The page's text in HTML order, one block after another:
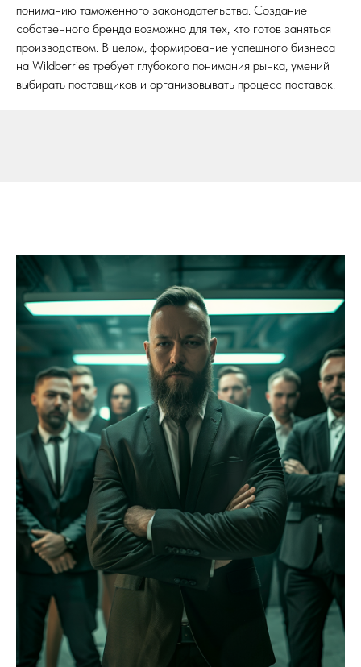
пониманию таможенного законодательства. Создание
собственного бренда возможно для тех, кто готов заняться
производством. В целом, формирование успешного бизнеса
на Wildberries требует глубокого понимания рынка, умений
выбирать поставщиков и организовывать процесс поставок.